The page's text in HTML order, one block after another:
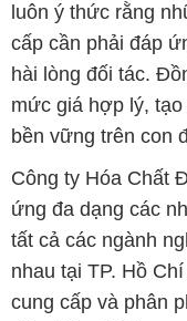
luôn ý thức rằng
cấp cần phải đáp
hài lòng đối tác.
mức giá hợp lý,
bền vững trên con
Công ty Hóa Chất
ứng đa dạng các
tất cả các ngành
nhau tại TP. Hồ
cung cấp và phân